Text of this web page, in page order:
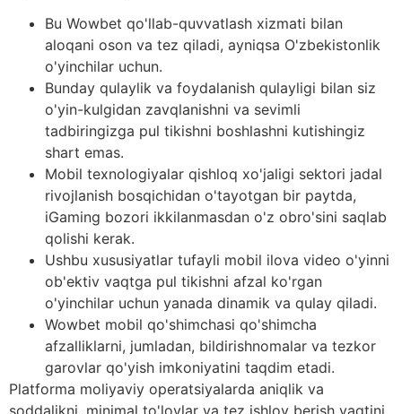
Bu Wowbet qo'llab-quvvatlash xizmati bilan
aloqani oson va tez qiladi, ayniqsa O'zbekistonlik
o'yinchilar uchun.
Bunday qulaylik va foydalanish qulayligi bilan siz
o'yin-kulgidan zavqlanishni va sevimli
tadbiringizga pul tikishni boshlashni kutishingiz
shart emas.
Mobil texnologiyalar qishloq xo'jaligi sektori jadal
rivojlanish bosqichidan o'tayotgan bir paytda,
iGaming bozori ikkilanmasdan o'z obro'sini saqlab
qolishi kerak.
Ushbu xususiyatlar tufayli mobil ilova video o'yinni
ob'ektiv vaqtga pul tikishni afzal ko'rgan
o'yinchilar uchun yanada dinamik va qulay qiladi.
Wowbet mobil qo'shimchasi qo'shimcha
afzalliklarni, jumladan, bildirishnomalar va tezkor
garovlar qo'yish imkoniyatini taqdim etadi.
Platforma moliyaviy operatsiyalarda aniqlik va